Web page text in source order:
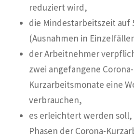
reduziert wird,
die Mindestarbeitszeit auf
(Ausnahmen in
der Arbeitnehmer
zwei angefangene Corona-
Kurzarbeitsmonate eine
verbrauchen,
es erleichtert werden
Phasen der Corona-